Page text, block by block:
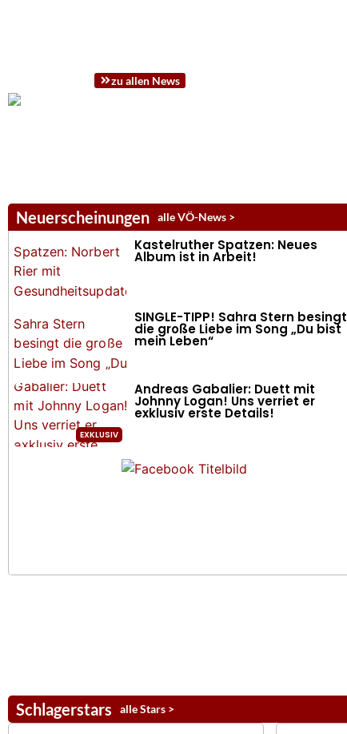
zu allen News
Neuerscheinungen alle VÖ-News >
Kastelruther Spatzen: Neues
Album ist in Arbeit!
SINGLE-TIPP! Sahra Stern besingt
die große Liebe im Song „Du bist
mein Leben“
Andreas Gabalier: Duett mit
Johnny Logan! Uns verriet er
exklusiv erste Details!
Schlagerstars alle Stars >